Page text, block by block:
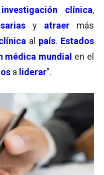
investigación clínica,
y atraer más
al país. Estados
médica mundial en el
a liderar”.